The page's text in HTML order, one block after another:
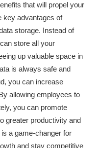
that will propel your
key advantages of
storage. Instead of
store all your
up valuable space in
is always safe and
you can increase
allowing employees to
you can promote
greater productivity and
a game-changer for
and stay competitive